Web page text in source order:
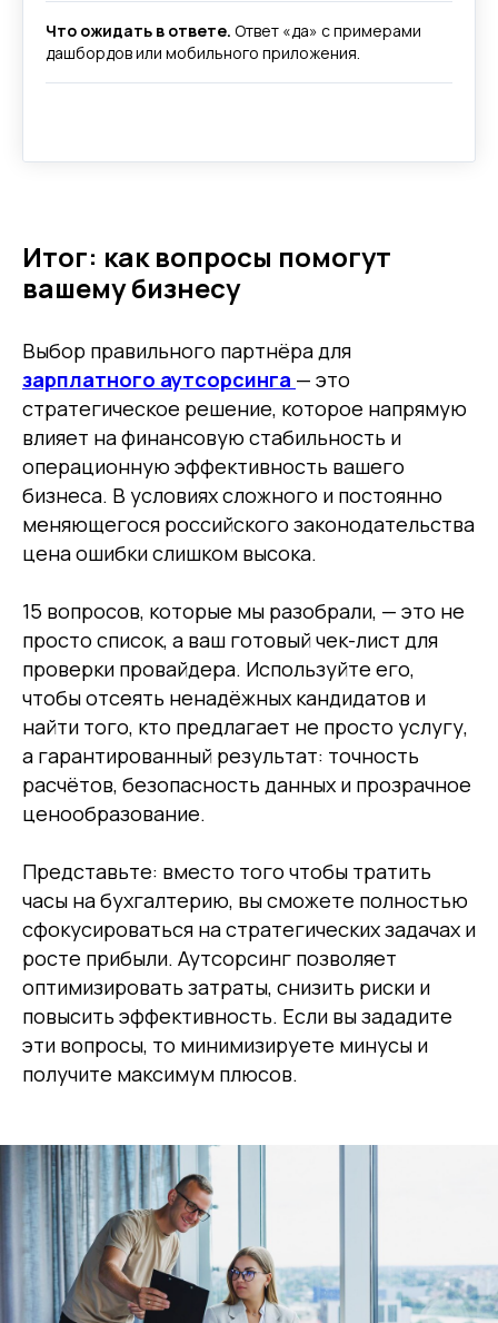
Что ожидать в ответе. Ответ «да» с примерами
дашбордов или мобильного приложения.
Итог: как вопросы помогут
вашему бизнесу
Выбор правильного партнёра для
зарплатного аутсорсинга — это
стратегическое решение, которое напрямую
влияет на финансовую стабильность и
операционную эффективность вашего
бизнеса. В условиях сложного и постоянно
меняющегося российского законодательства
цена ошибки слишком высока.
15 вопросов, которые мы разобрали, — это не
просто список, а ваш готовый чек-лист для
проверки провайдера. Используйте его,
чтобы отсеять ненадёжных кандидатов и
найти того, кто предлагает не просто услугу,
а гарантированный результат: точность
расчётов, безопасность данных и прозрачное
ценообразование.
Представьте: вместо того чтобы тратить
часы на бухгалтерию, вы сможете полностью
сфокусироваться на стратегических задачах и
росте прибыли. Аутсорсинг позволяет
оптимизировать затраты, снизить риски и
повысить эффективность. Если вы зададите
эти вопросы, то минимизируете минусы и
получите максимум плюсов.
+7 4742 907554
г.Липецк, ул. Ленина, д.36
г.Липецк, ул. Советская, д.20
© ЦКР, 2019-2026 Все права защищены
ООО «ЦКР»
ИНН 4823040990
ОГРН 1104823017419
+7 495 980 7554
Все представительства
Политика
конфиденциальности
деятельность
Карта сайта
sales@cscentr.com
cs-sp-csc@cscentr.com